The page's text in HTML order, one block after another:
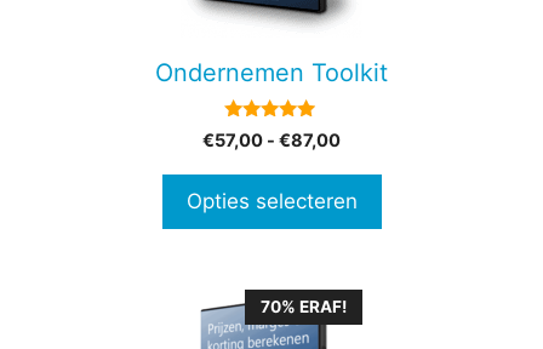
Ondernemen Toolkit
4.80
van 5
€57,00 - €87,00Prijsklasse:
€87,00
Opties selecteren
productpagina
70% ERAF!